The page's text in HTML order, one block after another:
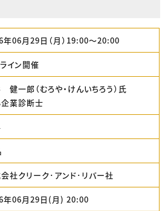
年06月29日（月）19:00〜20:00
イン開催
健一郎（むろや・けんいちろう）氏
業診断士
社クリーク･アンド･リバー社
年06月29日(月) 20:00